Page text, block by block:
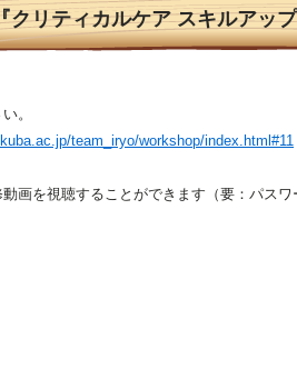
クリティカルケア スキルアッ
。
team_iryo/workshop/index.html#11
画を視聴することができます（要：パスワ